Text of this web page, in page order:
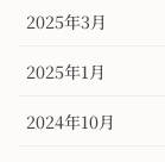
2025年3月
2025年1月
2024年10月